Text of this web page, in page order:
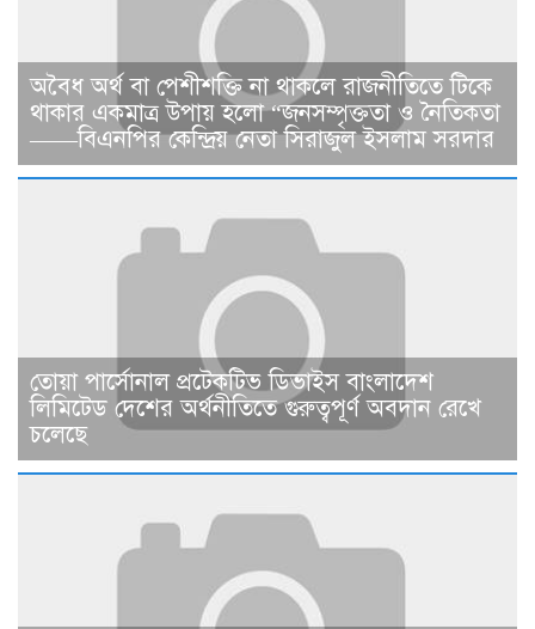
​​অবৈধ অর্থ বা পেশীশক্তি না থাকলে রাজনীতিতে টিকে
থাকার একমাত্র উপায় হলো “জনসম্পৃক্ততা ও নৈতিকতা
——বিএনপির কেন্দ্রিয় নেতা সিরাজুল ইসলাম সরদার
তোয়া পার্সোনাল প্রটেকটিভ ডিভাইস বাংলাদেশ
লিমিটেড দেশের অর্থনীতিতে গুরুত্বপূর্ণ অবদান রেখে
চলেছে